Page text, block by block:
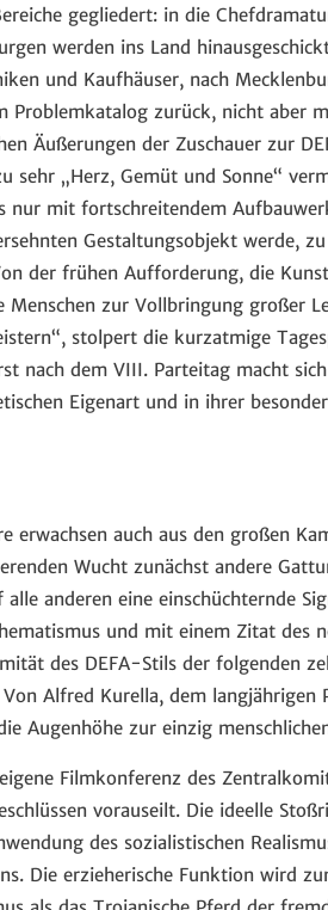
gegliedert: in die
werden ins Land
und Kaufhäuser, nach
Problemkatalog zurück, nicht aber
Äußerungen der Zuschauer zur
sehr „Herz, Gemüt und Sonne“
nur mit fortschreitendem
Gestaltungsobjekt werde,
der frühen Aufforderung, die
Menschen zur Vollbringung großer
stolpert die kurzatmige
nach dem VIII. Parteitag macht
Eigenart und in ihrer
erwachsen auch aus den großen
Wucht zunächst andere
anderen eine einschüchternde
und mit einem Zitat des
des DEFA-Stils der folgenden
Alfred Kurella, dem
Augenhöhe zur einzig
Filmkonferenz des
vorauseilt. Die ideelle
des sozialistischen
Die erzieherische Funktion wird